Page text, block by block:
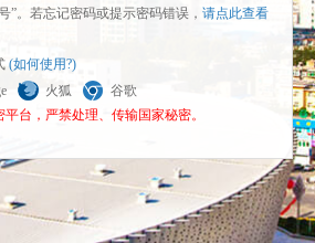
”。若忘记密码或提示密码错误， 请点此查看
(如何使用?)
火狐
谷歌
台，严禁处理、传输国家秘密。